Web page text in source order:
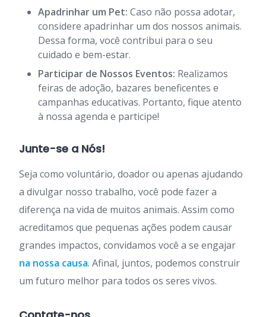
Apadrinhar um Pet: Caso não possa adotar,
considere apadrinhar um dos nossos animais.
Dessa forma, você contribui para o seu
cuidado e bem-estar.
Participar de Nossos Eventos: Realizamos
feiras de adoção, bazares beneficentes e
campanhas educativas. Portanto, fique atento
à nossa agenda e participe!
Junte-se a Nós!
Seja como voluntário, doador ou apenas ajudando
a divulgar nosso trabalho, você pode fazer a
diferença na vida de muitos animais. Assim como
acreditamos que pequenas ações podem causar
grandes impactos, convidamos você a se engajar
na nossa causa. Afinal, juntos, podemos construir
um futuro melhor para todos os seres vivos.